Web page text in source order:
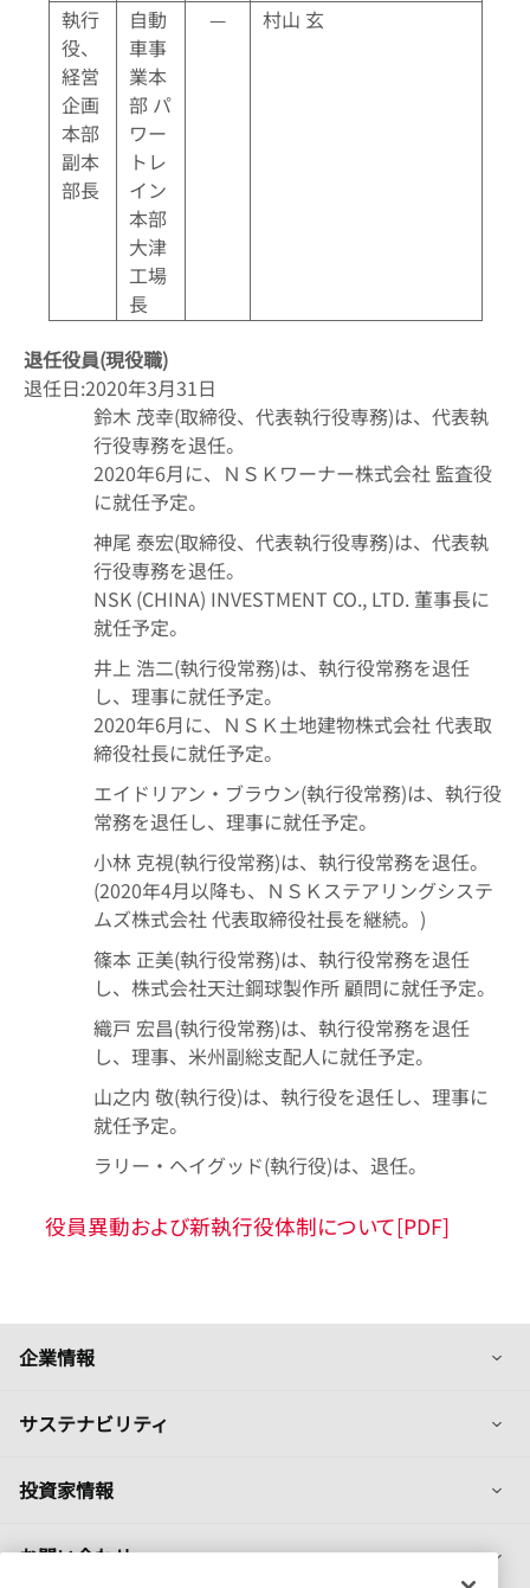
執行
役、
経営
企画
本部
副本
部長
自動
車事
業本
部 パ
ワー
トレ
イン
本部
大津
工場
長
— 村山 玄
退任役員(現役職)
退任日:2020年3月31日
鈴木 茂幸(取締役、代表執行役専務)は、代表執
行役専務を退任。
2020年6月に、ＮＳＫワーナー株式会社 監査役
に就任予定。
神尾 泰宏(取締役、代表執行役専務)は、代表執
行役専務を退任。
NSK (CHINA) INVESTMENT CO., LTD. 董事長に
就任予定。
井上 浩二(執行役常務)は、執行役常務を退任
し、理事に就任予定。
2020年6月に、ＮＳＫ土地建物株式会社 代表取
締役社長に就任予定。
エイドリアン・ブラウン(執行役常務)は、執行役
常務を退任し、理事に就任予定。
小林 克視(執行役常務)は、執行役常務を退任。
(2020年4月以降も、ＮＳＫステアリングシステ
ムズ株式会社 代表取締役社長を継続。)
篠本 正美(執行役常務)は、執行役常務を退任
し、株式会社天辻鋼球製作所 顧問に就任予定。
織戸 宏昌(執行役常務)は、執行役常務を退任
し、理事、米州副総支配人に就任予定。
山之内 敬(執行役)は、執行役を退任し、理事に
就任予定。
ラリー・ヘイグッド(執行役)は、退任。
役員異動および新執行役体制について[PDF]
企業情報 列
サステナビリティ 列
投資家情報 列
お問い合わせ 列